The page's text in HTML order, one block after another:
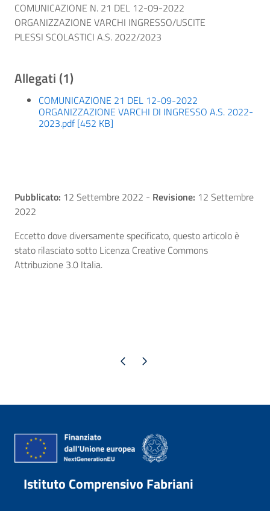
COMUNICAZIONE N. 21 DEL 12-09-2022
ORGANIZZAZIONE VARCHI INGRESSO/USCITE
PLESSI SCOLASTICI A.S. 2022/2023
Allegati (1)
COMUNICAZIONE 21 DEL 12-09-2022
ORGANIZZAZIONE VARCHI DI INGRESSO A.S. 2022-
2023.pdf [452 KB]
Pubblicato: 12 Settembre 2022 - Revisione: 12 Settembre
2022
Eccetto dove diversamente specificato, questo articolo è
stato rilasciato sotto Licenza Creative Commons
Attribuzione 3.0 Italia.
Pagina precedente
Pagina successiva
Istituto Comprensivo Fabriani